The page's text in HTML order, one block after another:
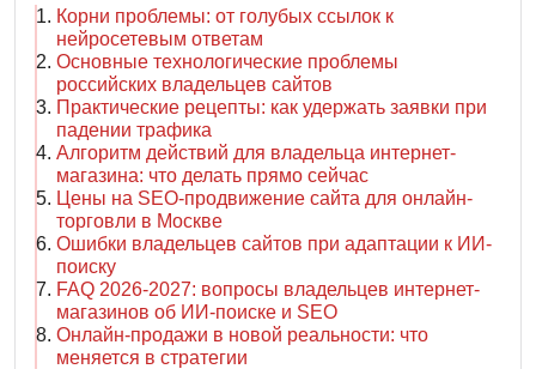
Корни проблемы: от голубых ссылок к
нейросетевым ответам
Основные технологические проблемы
российских владельцев сайтов
Практические рецепты: как удержать заявки при
падении трафика
Алгоритм действий для владельца интернет-
магазина: что делать прямо сейчас
Цены на SEO-продвижение сайта для онлайн-
торговли в Москве
Ошибки владельцев сайтов при адаптации к ИИ-
поиску
FAQ 2026-2027: вопросы владельцев интернет-
магазинов об ИИ-поиске и SEO
Онлайн-продажи в новой реальности: что
меняется в стратегии